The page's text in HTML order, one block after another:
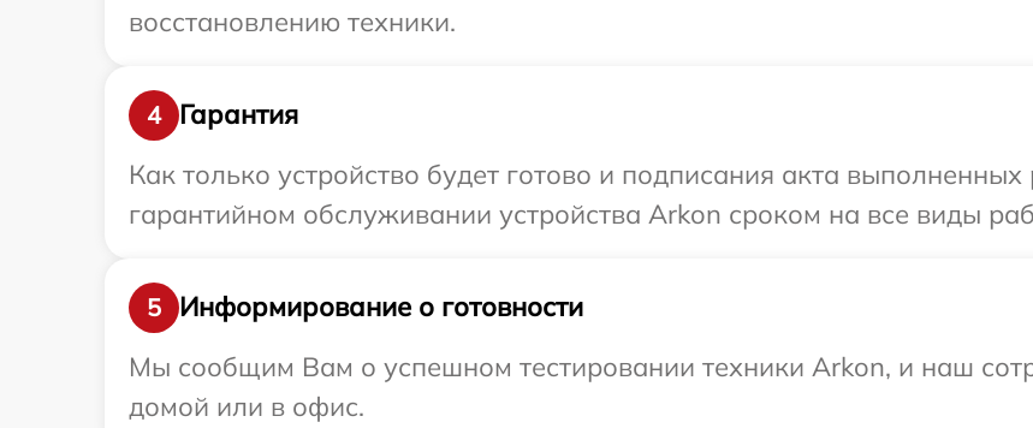
восстановлению техники.
4
Гарантия
Как только устройство будет готово и подписания акта
гарантийном обслуживании устройства Arkon сроком на все виды
5
Информирование о готовности
Мы сообщим Вам о успешном тестировании техники Arkon, и наш
домой или в офис.